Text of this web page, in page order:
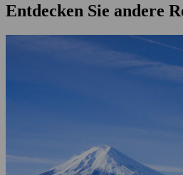
Entdecken Sie andere